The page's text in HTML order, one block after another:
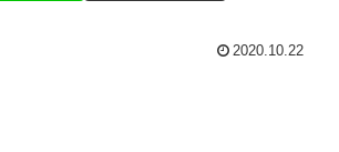
2020.10.22